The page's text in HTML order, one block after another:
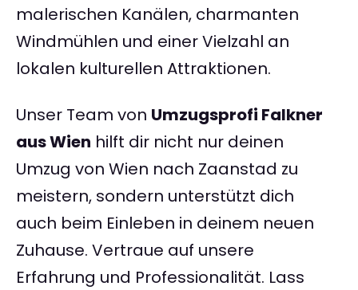
malerischen Kanälen, charmanten
Windmühlen und einer Vielzahl an
lokalen kulturellen Attraktionen.
Unser Team von Umzugsprofi Falkner
aus Wien hilft dir nicht nur deinen
Umzug von Wien nach Zaanstad zu
meistern, sondern unterstützt dich
auch beim Einleben in deinem neuen
Zuhause. Vertraue auf unsere
Erfahrung und Professionalität. Lass